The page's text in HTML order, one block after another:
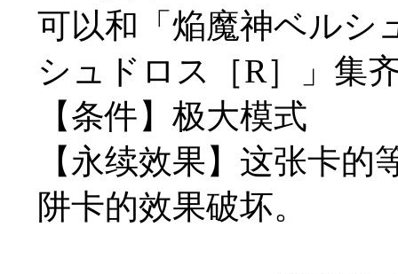
可以和「焔魔神ベルシ
シュドロス［R］」集
【条件】极大模式
【永续效果】这张卡
阱卡的效果破坏。